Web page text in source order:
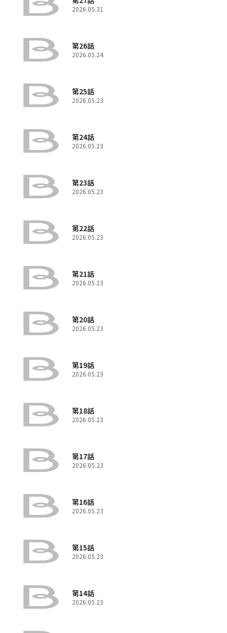
2026.05.31
第26話
2026.05.24
第25話
2026.05.23
第24話
2026.05.23
第23話
2026.05.23
第22話
2026.05.23
第21話
2026.05.23
第20話
2026.05.23
第19話
2026.05.23
第18話
2026.05.23
第17話
2026.05.23
第16話
2026.05.23
第15話
2026.05.23
第14話
2026.05.23